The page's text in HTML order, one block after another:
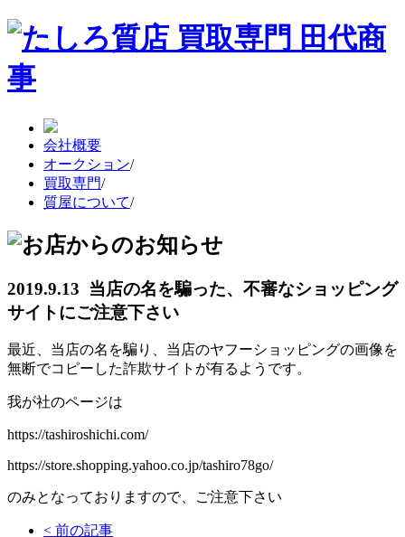
会社概要
オークション/
買取専門/
質屋について/
2019.9.13 当店の名を騙った、不審なショッピング
サイトにご注意下さい
最近、当店の名を騙り、当店のヤフーショッピングの画像を
無断でコピーした詐欺サイトが有るようです。
我が社のページは
https://tashiroshichi.com/
https://store.shopping.yahoo.co.jp/tashiro78go/
のみとなっておりますので、ご注意下さい
< 前の記事